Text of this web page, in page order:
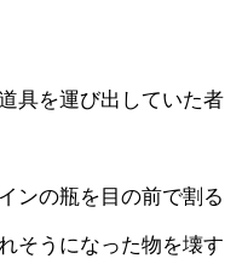
具を運び出していた者
ンの瓶を目の前で割る
そうになった物を壊す